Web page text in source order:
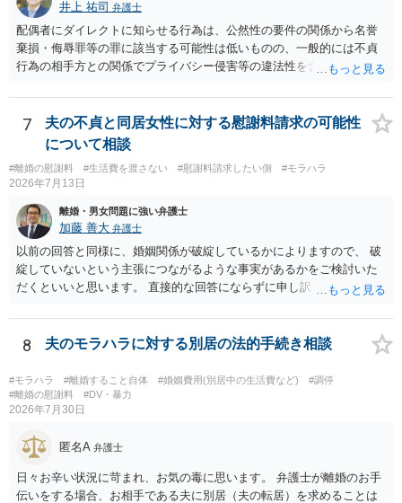
離婚については，相手方が離婚したいようですから，離婚自体はこち
らの意思次第だと思います。慰謝料を請求する際に，この不動産の経
過も含めて，どのように相談者が精神的苦痛を受けたかの際に述べて
いく事情になると思います。 法律問題より，夫婦間の問題（離婚の問
題）の方がウェイトが大きいような問題のような印象を受けました。
だからこそ，夫に対する話ではなく，全て相談者に向いているように
思うのです。
井上 祐司 弁護士
配偶者にダイレクトに知らせる行為は、公然性の要件の関係から名誉
棄損・侮辱罪等の罪に該当する可能性は低いものの、一般的には不貞
行為の相手方との関係でプライバシー侵害等の違法性を含む行為で
ため、弁護士としては推奨しないことが一般的かと思います。
7
夫の不貞と同居女性に対する慰謝料請求の可能性
について相談
#離婚の慰謝料 #生活費を渡さない #慰謝料請求したい側 #モラハラ
2026年7月13日
離婚・男女問題に強い弁護士
加藤 善大 弁護士
以前の回答と同様に、婚姻関係が破綻しているかによりますので、 破
綻していないという主張につながるような事実があるかをご検討いた
だくといいと思います。 直接的な回答にならずに申し訳ございません
8 夫のモラハラに対する別居の法的手続き相談
#モラハラ #離婚すること自体 #婚姻費用(別居中の生活費など)
#調停
#離婚の慰謝料
#DV・暴力
2026年7月30日
匿名A 弁護士
日々お辛い状況に苛まれ、お気の毒に思います。 弁護士が離婚のお手
伝いをする場合、お相手である夫に別居（夫の転居）を求めることは